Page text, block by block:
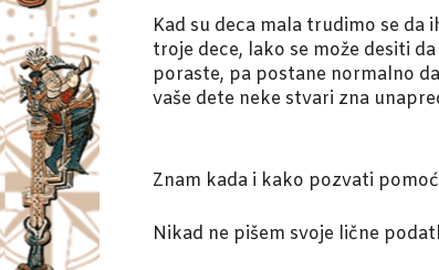
Kad su deca mala trudimo se
troje dece, lako se može desiti
poraste, pa postane normalno
vaše dete neke stvari zna
Znam kada i kako pozvati
Nikad ne pišem svoje lične